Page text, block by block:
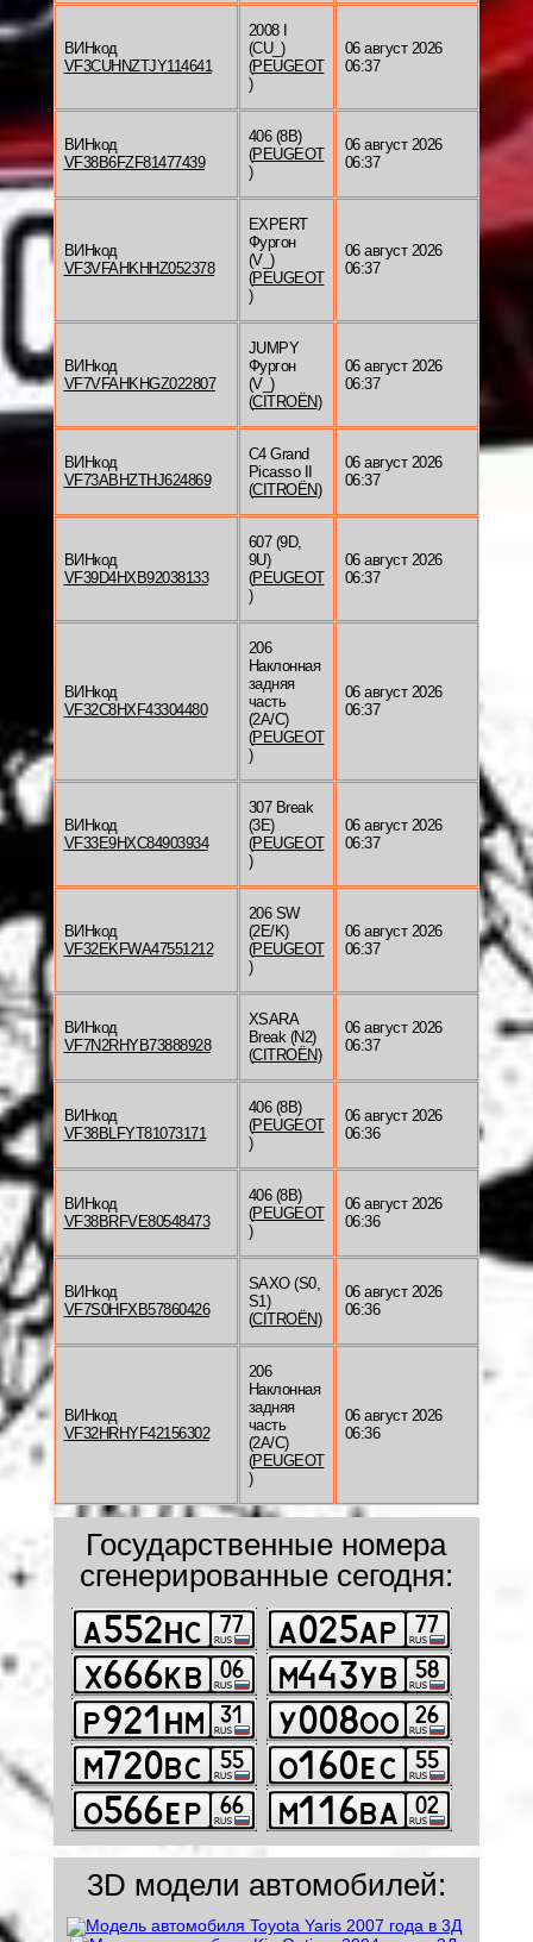
ВИНкод
VF3CUHNZTJY114641
2008 I
(CU_)
(PEUGEOT
)
06 август 2026
06:37
ВИНкод
VF38B6FZF81477439
406 (8B)
(PEUGEOT
)
06 август 2026
06:37
ВИНкод
VF3VFAHKHHZ052378
EXPERT
Фургон
(V_)
(PEUGEOT
)
06 август 2026
06:37
ВИНкод
VF7VFAHKHGZ022807
JUMPY
Фургон
(V_)
(CITROËN)
06 август 2026
06:37
ВИНкод
VF73ABHZTHJ624869
C4 Grand
Picasso II
(CITROËN)
06 август 2026
06:37
ВИНкод
VF39D4HXB92038133
607 (9D,
9U)
(PEUGEOT
)
06 август 2026
06:37
ВИНкод
VF32C8HXF43304480
206
Наклонная
задняя
часть
(2A/C)
(PEUGEOT
)
06 август 2026
06:37
ВИНкод
VF33E9HXC84903934
307 Break
(3E)
(PEUGEOT
)
06 август 2026
06:37
ВИНкод
VF32EKFWA47551212
206 SW
(2E/K)
(PEUGEOT
)
06 август 2026
06:37
ВИНкод
VF7N2RHYB73888928
XSARA
Break (N2)
(CITROËN)
06 август 2026
06:37
ВИНкод
VF38BLFYT81073171
406 (8B)
(PEUGEOT
)
06 август 2026
06:36
ВИНкод
VF38BRFVE80548473
406 (8B)
(PEUGEOT
)
06 август 2026
06:36
ВИНкод
VF7S0HFXB57860426
SAXO (S0,
S1)
(CITROËN)
06 август 2026
06:36
ВИНкод
VF32HRHYF42156302
206
Наклонная
задняя
часть
(2A/C)
(PEUGEOT
)
06 август 2026
06:36
Государственные номера
сгенерированные сегодня:
3D модели автомобилей: